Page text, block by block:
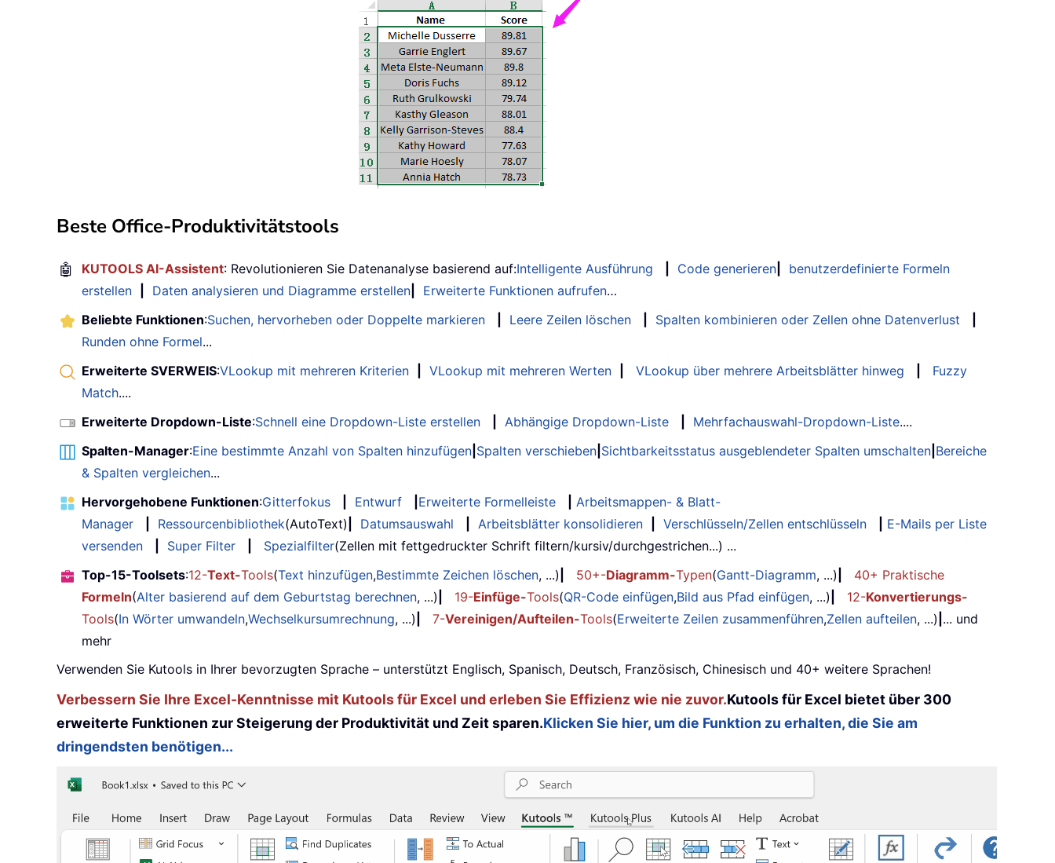
Beste Office-Produktivitätstools
🤖 KUTOOLS AI-Assistent: Revolutionieren Sie Datenanalyse basierend auf:Intelligente Ausführung Code generieren
benutzerdefinierte Formeln
erstellen
Daten analysieren und Diagramme erstellen Erweiterte Funktionen aufrufen…
Beliebte Funktionen:Suchen, hervorheben oder Doppelte markieren Leere Zeilen löschen Spalten kombinieren oder Zellen ohne Datenverlust
Runden ohne Formel...
Erweiterte SVERWEIS:VLookup mit mehreren Kriterien VLookup mit mehreren Werten VLookup über mehrere Arbeitsblätter hinweg
Fuzzy
Match....
Erweiterte Dropdown-Liste:Schnell eine Dropdown-Liste erstellen Abhängige Dropdown-Liste Mehrfachauswahl-Dropdown-Liste....
Spalten-Manager:Eine bestimmte Anzahl von Spalten hinzufügen Spalten verschieben Sichtbarkeitsstatus ausgeblendeter Spalten umschalten Bereiche
& Spalten vergleichen...
Hervorgehobene Funktionen:Gitterfokus Entwurf Erweiterte Formelleiste
Arbeitsmappen- & Blatt-
Manager
Ressourcenbibliothek(AutoText) Datumsauswahl Arbeitsblätter konsolidieren Verschlüsseln/Zellen entschlüsseln
E-Mails per Liste
versenden
Super Filter Spezialfilter(Zellen mit fettgedruckter Schrift filtern/kursiv/durchgestrichen...) ...
Top-15-Toolsets:12-Text-Tools(Text hinzufügen,Bestimmte Zeichen löschen, ...) 50+-Diagramm-Typen(Gantt-Diagramm, ...)
40+ Praktische
Formeln(Alter basierend auf dem Geburtstag berechnen, ...) 19-Einfüge-Tools(QR-Code einfügen,Bild aus Pfad einfügen, ...) 12-Konvertierungs-
Tools(In Wörter umwandeln,Wechselkursumrechnung, ...) 7-Vereinigen/Aufteilen-Tools(Erweiterte Zeilen zusammenführen,Zellen aufteilen, ...) ... und
mehr
Verwenden Sie Kutools in Ihrer bevorzugten Sprache – unterstützt Englisch, Spanisch, Deutsch, Französisch, Chinesisch und 40+ weitere Sprachen!
Verbessern Sie Ihre Excel-Kenntnisse mit Kutools für Excel und erleben Sie Effizienz wie nie zuvor.Kutools für Excel bietet über 300
erweiterte Funktionen zur Steigerung der Produktivität und Zeit sparen.Klicken Sie hier, um die Funktion zu erhalten, die Sie am
dringendsten benötigen...